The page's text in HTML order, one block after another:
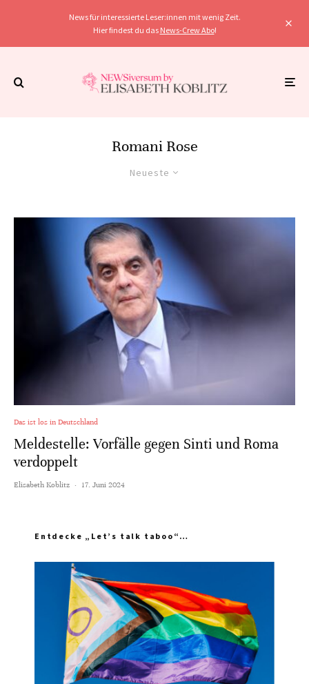
News für interessierte Leser:innen mit wenig Zeit.
Hier findest du das News-Crew Abo!
Romani Rose
Neueste
Das ist los in Deutschland
Meldestelle: Vorfälle gegen Sinti und Roma
verdoppelt
Elisabeth Koblitz · 17. Juni 2024
Entdecke „Let’s talk taboo“…